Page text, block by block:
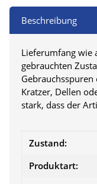
Beschreibung
Lieferumfang wie
gebrauchten
Kratzer, Dellen
stark, dass der
Wert
Zustand:
Produktart: